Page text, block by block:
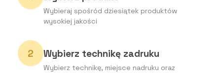
Wybieraj spośród dziesiątek produktów
wysokiej jakości
Wybierz technikę zadruku
Wybierz technikę, miejsce nadruku oraz